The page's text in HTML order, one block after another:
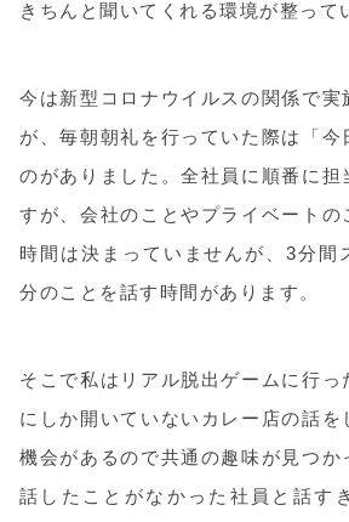
きちんと聞いてくれる環境が整って
今は新型コロナウイルスの関係で実
が、毎朝朝礼を行っていた際は「今
のがありました。全社員に順番に担
すが、会社のことやプライベートの
時間は決まっていませんが、3分間
分のことを話す時間があります。
そこで私はリアル脱出ゲームに行っ
にしか開いていないカレー店の話を
機会があるので共通の趣味が見つか
話したことがなかった社員と話す